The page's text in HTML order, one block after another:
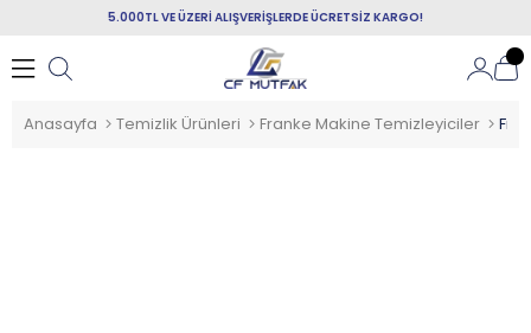
5.000TL VE ÜZERİ ALIŞVERİŞLERDE ÜCRETSİZ KARGO!
Anasayfa Temizlik Ürünleri Franke Makine Temizleyiciler